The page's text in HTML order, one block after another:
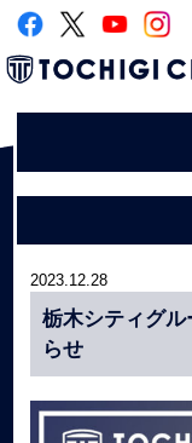
2023.12.28
栃木シティグ
らせ